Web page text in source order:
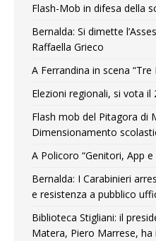
Flash-Mob in difesa della
Bernalda: Si dimette
Raffaella Grieco
A Ferrandina in scena
Elezioni regionali, si vota il
Flash mob del Pitagora di
Dimensionamento
A Policoro “Genitori, App e
Bernalda: I Carabinieri
e resistenza a pubblico
Biblioteca Stigliani: il
Matera, Piero Marrese,